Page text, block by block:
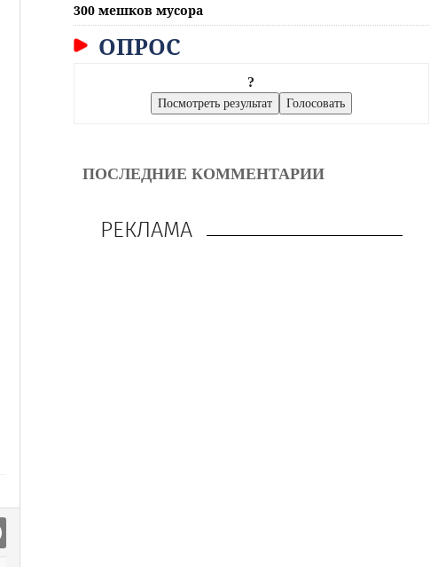
300 мешков мусора
ОПРОС
?
ПОСЛЕДНИЕ КОММЕНТАРИИ
РЕКЛАМА